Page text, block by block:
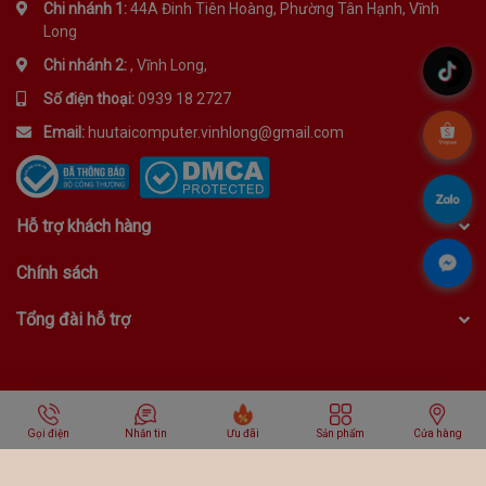
Chi nhánh 1:44A Đinh Tiên Hoàng, Phường Tân Hạnh, Vĩnh
Long
Chi nhánh 2:, Vĩnh Long,
Số điện thoại:0939 18 2727
Email: huutaicomputer.vinhlong@gmail.com
Hỗ trợ khách hàng
Chính sách
Tổng đài hỗ trợ
2026 Bản quyền thuộc về
Hữu Tài Computer
Công ty TNHH MTV Hữu Tài Computer - GPĐKKD: 1501134327 cấp
tại Sở KH & ĐT TP. Vĩnh Long. Địa chỉ: 44B Đinh Tiên Hoàng, Phường
.
.
.
.
Gọi điện Nhắn tin Ưu đãi Sản phẩm Cửa hàng